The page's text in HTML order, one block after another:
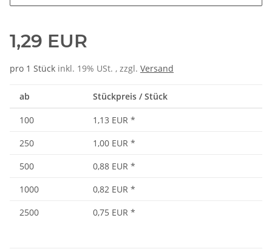
1,29 EUR
pro 1 Stück inkl. 19% USt. , zzgl. Versand
ab Stückpreis / Stück
100 1,13 EUR *
250
1,00 EUR *
500
0,88 EUR *
1000
0,82 EUR *
2500
0,75 EUR *